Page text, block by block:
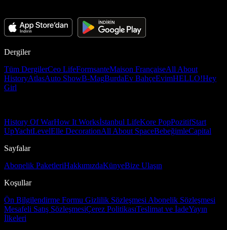
Dergiler
Tüm DergilerCeo LifeFormsanteMaison FrançaiseAll About
HistoryAtlasAuto ShowB-MagBurdaEv BahçeEvimHELLO!Hey
Girl
History Of WarHow It Worksİstanbul LifeKore PopPozitifStart
UpYachtLevelElle DecorationAll About SpaceBebeğimleCapital
Sayfalar
Abonelik PaketleriHakkımızdaKünyeBize Ulaşın
Koşullar
Ön Bilgilendirme Formu Gizlilik Sözleşmesi Abonelik Sözleşmesi
Mesafeli Satış SözleşmesiÇerez PolitikasıTeslimat ve İadeYayın
İlkeleri